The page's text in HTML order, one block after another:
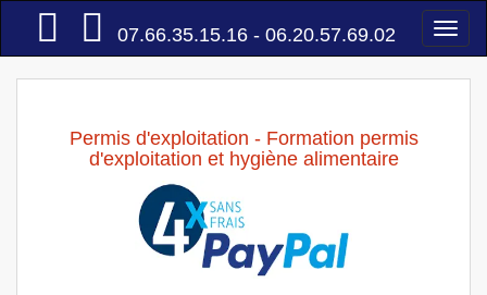
Accueil
07.66.35.15.16 - 06.20.57.69.02
Permis d'exploitation - Formation permis
d'exploitation et hygiène alimentaire